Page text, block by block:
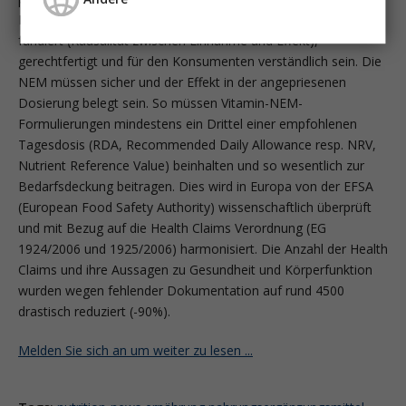
Erkrankung beruhen. Die Angaben müssen wissenschaftlich
fundiert (Kausalität zwischen Einnahme und Effekt),
gerechtfertigt und für den Konsumenten verständlich sein. Die
NEM müssen sicher und der Effekt in der angepriesenen
Dosierung belegt sein. So müssen Vitamin-NEM-
Formulierungen mindestens ein Drittel einer empfohlenen
Tagesdosis (RDA, Recommended Daily Allowance resp. NRV,
Nutrient Reference Value) beinhalten und so wesentlich zur
Bedarfsdeckung beitragen. Dies wird in Europa von der EFSA
(European Food Safety Authority) wissenschaftlich überprüft
und mit Bezug auf die Health Claims Verord­nung (EG
1924/2006 und 1925/2006) harmonisiert. Die Anzahl der Health
Claims und ihre Aussagen zu Gesundheit und Körperfunktion
wurden wegen fehlender Dokumentation auf rund 4500
drastisch reduziert (-90%).
Melden Sie sich an um weiter zu lesen ...